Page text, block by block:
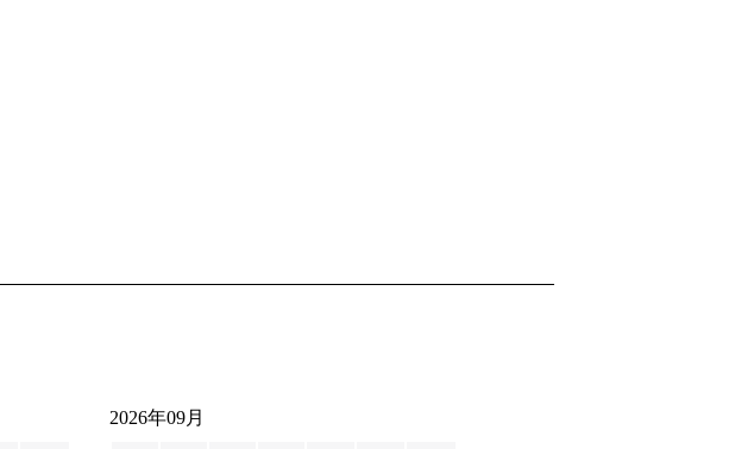
2026年09月